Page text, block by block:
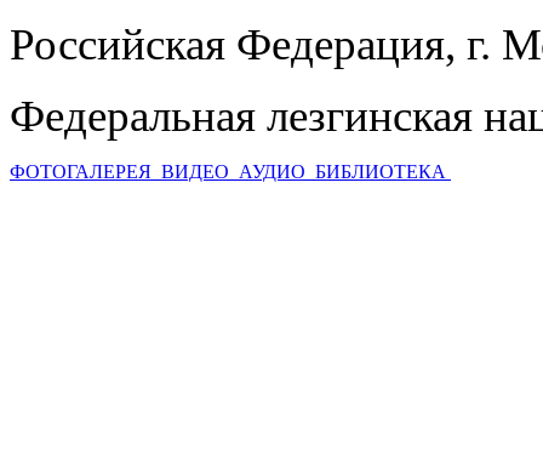
Российская Федерация, г.
Федеральная лезгинская
ФОТОГАЛЕРЕЯ ВИДЕО АУДИО БИБЛИОТЕКА